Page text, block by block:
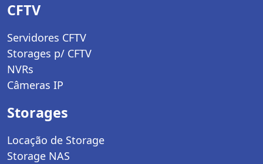
CFTV
Servidores CFTV
Storages p/ CFTV
NVRs
Câmeras IP
Storages
Locação de Storage
Storage NAS